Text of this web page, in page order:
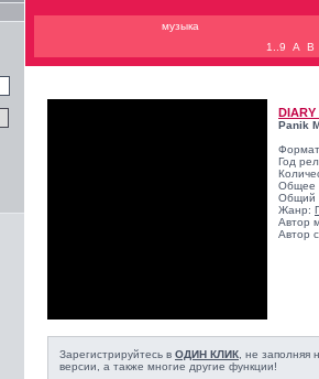
музыка
1..9
A B
DIARY
Panik
Год
Общее
Общий
Жанр:
Автор
Автор
Зарегистрируйтесь в ОДИН КЛИК , не
версии, а также многие другие функции!